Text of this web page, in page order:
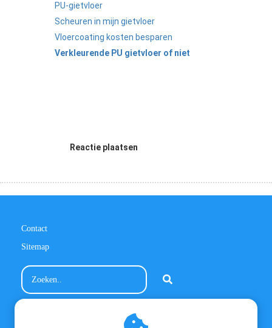
PU-gietvloer
Scheuren in mijn gietvloer
Vloercoating kosten besparen
Verkleurende PU gietvloer of niet
Reactie plaatsen
Contact
Sitemap